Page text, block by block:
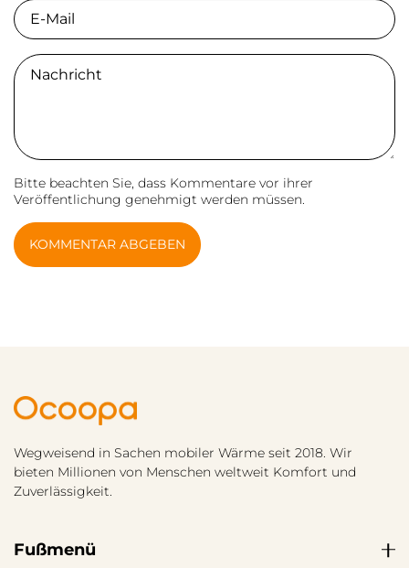
E-Mail
Comment
Bitte beachten Sie, dass Kommentare vor ihrer
Veröffentlichung genehmigt werden müssen.
KOMMENTAR ABGEBEN
Wegweisend in Sachen mobiler Wärme seit 2018. Wir
bieten Millionen von Menschen weltweit Komfort und
Zuverlässigkeit.
Fußmenü